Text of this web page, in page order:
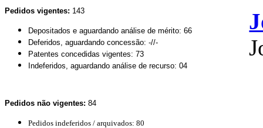
Pedidos vigentes: 143
Depositados e aguardando análise de mérito: 66
Deferidos, aguardando concessão: -//-
Patentes concedidas vigentes: 73
Indeferidos, aguardando análise de recurso: 04
Pedidos não vigentes: 84
Pedidos indeferidos / arquivados: 80